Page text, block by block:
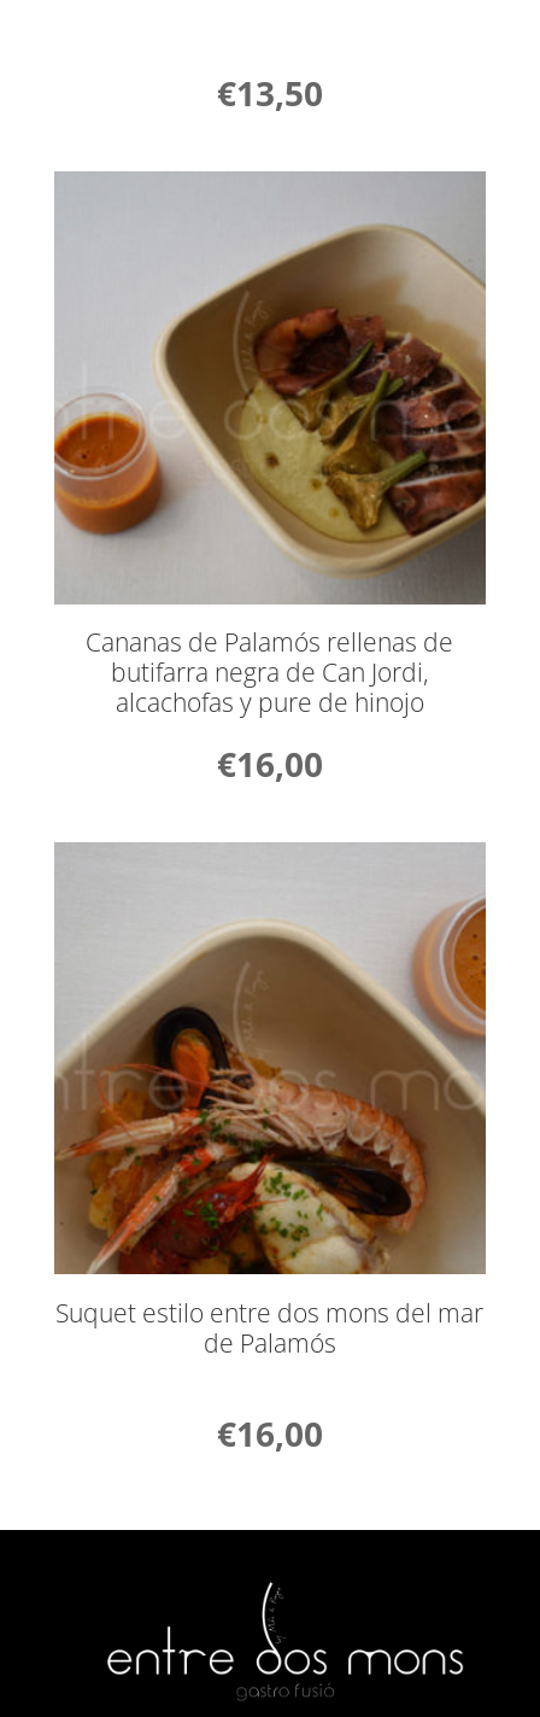
€13,50
Cananas de Palamós rellenas de
butifarra negra de Can Jordi,
alcachofas y pure de hinojo
€16,00
Suquet estilo entre dos mons del mar
de Palamós
€16,00